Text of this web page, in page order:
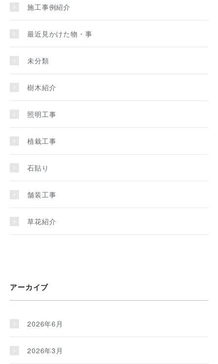
施工事例紹介
最近見かけた物・事
未分類
樹木紹介
照明工事
植栽工事
石貼り
舗装工事
草花紹介
アーカイブ
2026年6月
2026年3月